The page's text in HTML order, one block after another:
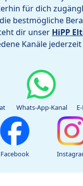
für dich
bestmögliche
dir unser HiPP
Kanäle
Whats-App-Kanal
Facebook